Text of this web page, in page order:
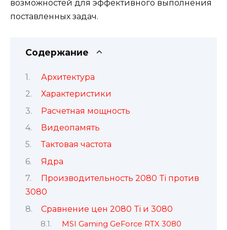
возможностей для эффективного выполнения
поставленных задач.
Содержание
Архитектура
Характеристики
Расчетная мощность
Видеопамять
Тактовая частота
Ядра
Производительность 2080 Ti против
3080
Сравнение цен 2080 Ti и 3080
MSI Gaming GeForce RTX 3080